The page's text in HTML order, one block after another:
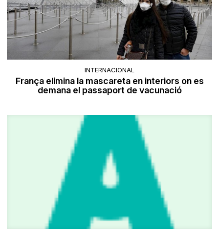
INTERNACIONAL
França elimina la mascareta en interiors on es
demana el passaport de vacunació